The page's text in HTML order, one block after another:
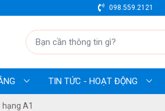
098.559.2121
TIN TỨC - HOẠT ĐỘNG
A1